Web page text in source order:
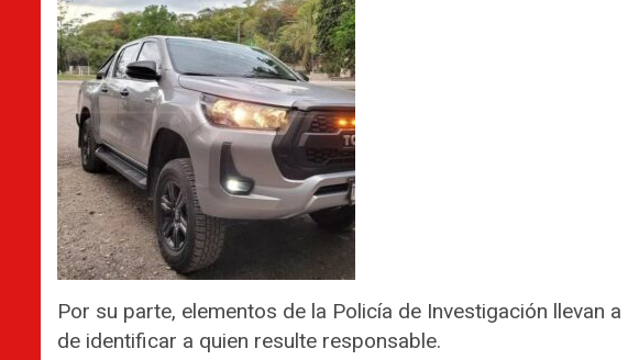
Por su parte, elementos de la Policía de Investigación llevan
de identificar a quien resulte responsable.